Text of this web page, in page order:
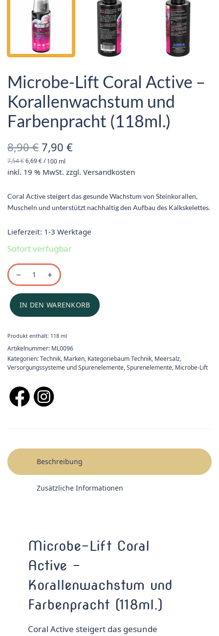
Microbe-Lift Coral Active –
Korallenwachstum und
Farbenpracht (118ml.)
8,90€ Ursprünglicher
Preis war:
7,90€
7,54€6,69€/100 ml
inkl. 19 % MwSt. zzgl.Versandkosten
Coral Active steigert das gesunde Wachstum von Steinkorallen,
Muscheln und unterstützt nachhaltig den Aufbau des Kalkskelettes.
Lieferzeit: 1-3 Werktage
Sofort verfügbar
IN DEN WARENKORB
Produkt enthält: 118 ml
Artikelnummer: ML0096
Kategorien:Technik, Marken, Kategoriebaum Technik, Meersalz,
Versorgungssysteme und Spurenelemente,Spurenelemente, Microbe-Lift
Beschreibung
Zusätzliche Informationen
Microbe-Lift Coral
Active –
Korallenwachstum und
Farbenpracht (118ml.)
Coral Active steigert das gesunde